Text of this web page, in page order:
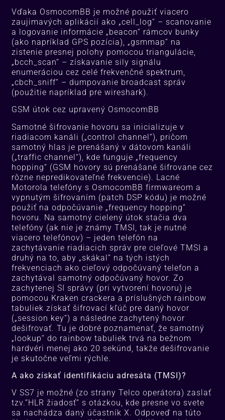
Vďaka OsmocomBB je možné použiť viacero
zaujimavých aplikácií ako „cell_log“ – scanovanie
a logovanie informácie „beacon“ rámcov bunky
(ako napríklad GPS pozícia), „gsmmap“ na
zistenie presnej polohy pomocou triangulácie,
„bcch_scan“ – získavanie sily signálu
enumeráciou cez celé frekvenčné spektrum,
„cbch_sniff“ – dumpovanie broadcast správ
(použitie napríklad pre wireshark).
GSM útok cez upravený OsmocomBB
Samotné šifrovanie hovoru sa inicializuje v
riadiacom kanáli („control channel“), pričom
samotný hlas je prenášaný v dátovom kanáli
(„traffic channel“), kde funguje „frequency
hopping“ (GSM hovory sú prenášané šifrovane cez
rôzne nepredikovateľné frekvencie). Lacné
Motorola telefóny s OsmocomBB firmwareom a
vypnutým šifrovaním (patch DSP kódu) je možné
použiť na odpočúvanie „frequency hopping“
hovoru. Na samotný cielený útok stačia dva
telefóny (ak nie je známy TMSI, tak je nutné
viacero telefónov) – jeden telefón na
zachytávanie riadiacich správ pre cieľové TMSI a
druhý na to, aby „skákal“ na tých istých
frekvenciach ako cieľový odpočúvaný telefon a
zachytával samotný odpočúvaný hovor. Zo
zachytenej SI správy (pri vytvorení hovoru) je
pomocou Kraken crackera a príslušných rainbow
tabuliek získať šifrovací kľúč pre daný hovor
(„session key“) a následne zachytený hovor
dešifrovať. Tu je dobré poznamenať, že samotný
„lookup“ do rainbow tabuliek trvá na bežnom
hardvéri menej ako 20 sekúnd, takže dešifrovanie
je skutočne veľmi rýchle.
A ako získať identifikáciu adresáta (TMSI)?
V SS7 je možné (zo strany Telco operátora) zaslať
tzv.“HLR žiadosť“ s otázkou, kde presne vo svete
sa nachádza daný účastník X. Odpoveď na túto